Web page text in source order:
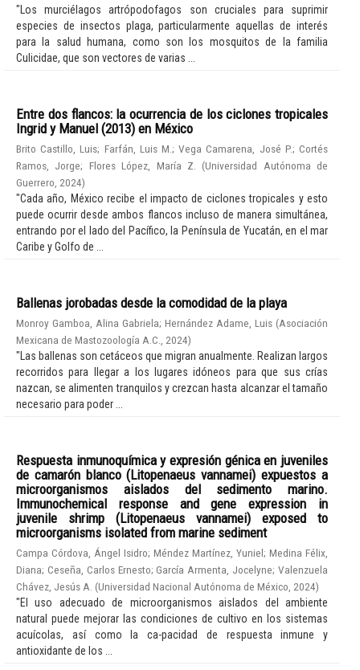
"Los murciélagos artrópodofagos son cruciales para suprimir
especies de insectos plaga, particularmente aquellas de interés
para la salud humana, como son los mosquitos de la familia
Culicidae, que son vectores de varias ...
Entre dos flancos: la ocurrencia de los ciclones tropicales
Ingrid y Manuel (2013) en México
Brito Castillo, Luis; Farfán, Luis M.;Vega Camarena, José P.;Cortés
Ramos, Jorge; Flores López, María Z. (Universidad Autónoma de
Guerrero 2024)
"Cada año, México recibe el impacto de ciclones tropicales y esto
puede ocurrir desde ambos flancos incluso de manera simultánea,
entrando por el lado del Pacífico, la Península de Yucatán, en el mar
Caribe y Golfo de ...
Ballenas jorobadas desde la comodidad de la playa
Monroy Gamboa, Alina Gabriela; Hernández Adame, Luis (Asociación
Mexicana de Mastozoología A.C.
2024)
"Las ballenas son cetáceos que migran anualmente. Realizan largos
recorridos para llegar a los lugares idóneos para que sus crías
nazcan, se alimenten tranquilos y crezcan hasta alcanzar el tamaño
necesario para poder ...
Respuesta inmunoquímica y expresión génica en juveniles
de camarón blanco (Litopenaeus vannamei) expuestos a
microorganismos aislados del sedimento marino.
Immunochemical response and gene expression in
juvenile shrimp (Litopenaeus vannamei) exposed to
microorganisms isolated from marine sediment
Campa Córdova, Ángel Isidro; Méndez Martínez, Yuniel; Medina Félix,
Diana; Ceseña, Carlos Ernesto;García Armenta, Jocelyne;Valenzuela
Chávez, Jesús A. (Universidad Nacional Autónoma de México 2024)
"El uso adecuado de microorganismos aislados del ambiente
natural puede mejorar las condiciones de cultivo en los sistemas
acuícolas, así como la ca-pacidad de respuesta inmune y
antioxidante de los ...